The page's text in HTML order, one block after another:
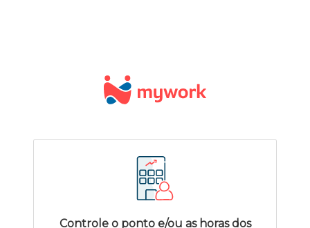
Controle o ponto e/ou as horas dos